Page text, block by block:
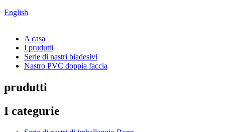
English
A casa
I prudutti
Serie di nastri biadesivi
Nastro PVC doppia faccia
prudutti
I categurie